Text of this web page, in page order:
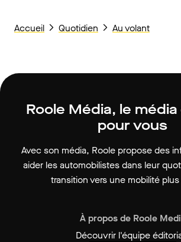
Accueil Quotidien Au volant
Roole Média, le
pour vous
Avec son média, Roole propose des
aider les automobilistes dans leur
transition vers une mobilité
À propos de Roole
Découvrir l'équipe